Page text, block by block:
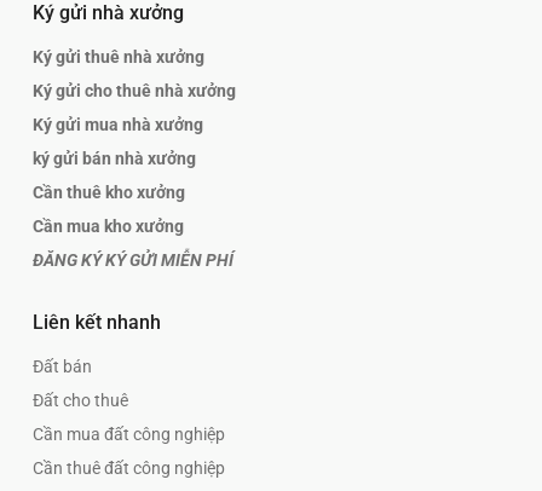
Ký gửi nhà xưởng
Ký gửi thuê nhà xưởng
Ký gửi cho thuê nhà xưởng
Ký gửi mua nhà xưởng
ký gửi bán nhà xưởng
Cần thuê kho xưởng
Cần mua kho xưởng
ĐĂNG KÝ KÝ GỬI MIỄN PHÍ
Liên kết nhanh
Đất bán
Đất cho thuê
Cần mua đất công nghiệp
Cần thuê đất công nghiệp